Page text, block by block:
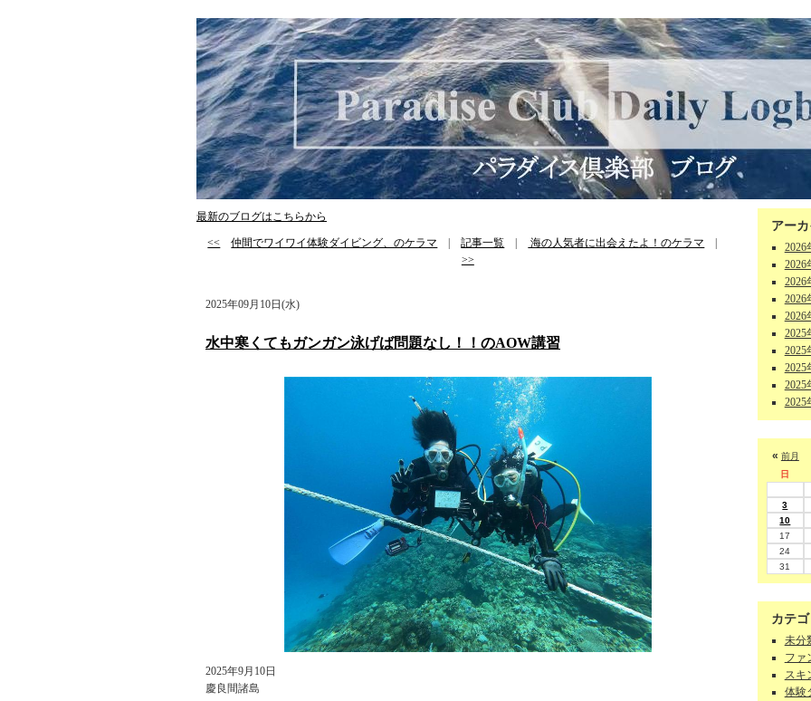
最新のブログはこちらから
<< 仲間でワイワイ体験ダイビング、のケラマ |記事一覧 海の人気者に出会えたよ！のケラマ
>>
2025年09月10日(水)
水中寒くてもガンガン泳げば問題なし！！のAOW講習
2025年9月10日
慶良間諸島
アー
2026
2026
2026
2026
2026
2025
2025
2025
2025
2025
« 前月
日
3
10
17
24
31
カテゴ
未分
ファ
スキ
体験